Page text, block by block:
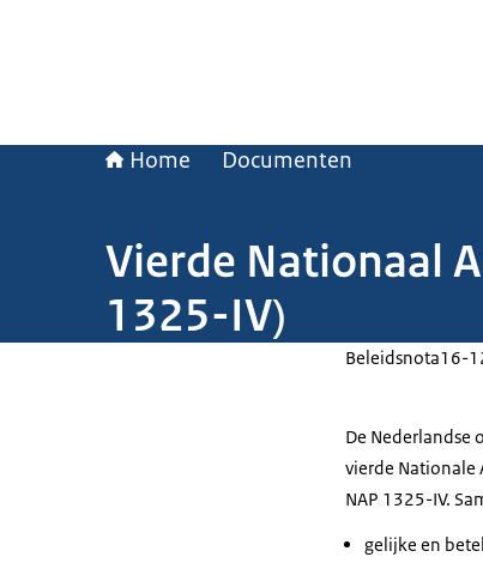
Home Documenten
Vierde Nationaal
1325-IV)
Beleidsnota16-
De Nederlandse
vierde Nationale
NAP 1325-IV.
gelijke en